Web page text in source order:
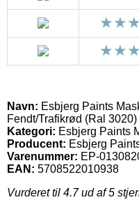
Navn: Esbjerg Paints
Fendt/Trafikrød (Ral 3020)
Kategori: Esbjerg Paints
Producent: Esbjerg
Varenummer: EP-
EAN: 5708522010938
Vurderet til 4.7ud af 5